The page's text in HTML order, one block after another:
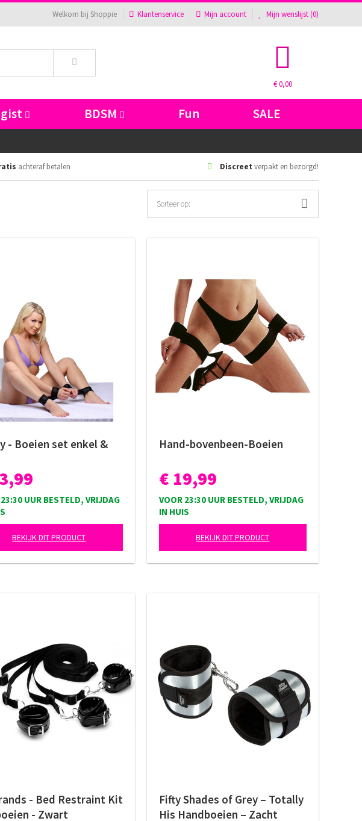
Welkom bij Shoppie Klantenservice Mijn account Mijn wenslijst (0)
€ 0,00
BDSM Fun SALE
achteraf betalen Discreet verpakt en bezorgd!
Sorteer op:
- Boeien set enkel &
UUR BESTELD, VRIJDAG
BEKIJK DIT PRODUCT
Hand-bovenbeen-Boeien
€ 19,99
VOOR 23:30 UUR BESTELD, VRIJDAG
IN HUIS
BEKIJK DIT PRODUCT
- Bed Restraint Kit
- Zwart
Fifty Shades of Grey – Totally
His Handboeien – Zacht